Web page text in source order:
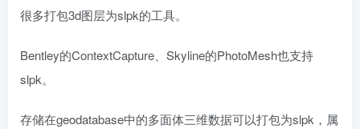
很多打包3d图层为slpk的工具。
Bentley的ContextCapture、Skyline的PhotoMesh也支持
slpk。
存储在geodatabase中的多面体三维数据可以打包为slpk，属